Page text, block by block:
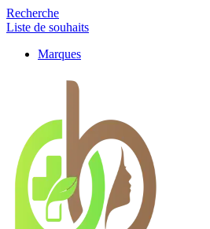
Recherche
Liste de souhaits
Marques